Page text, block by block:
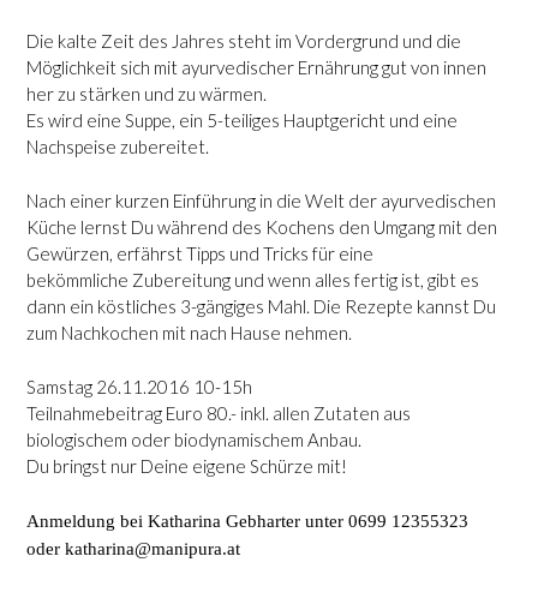
Die kalte Zeit des Jahres steht im Vordergrund und die
Möglichkeit sich mit ayurvedischer Ernährung gut von innen
her zu stärken und zu wärmen.
Es wird eine Suppe, ein 5-teiliges Hauptgericht und eine
Nachspeise zubereitet.
Nach einer kurzen Einführung in die Welt der ayurvedischen
Küche lernst Du während des Kochens den Umgang mit den
Gewürzen, erfährst Tipps und Tricks für eine
bekömmliche Zubereitung und wenn alles fertig ist, gibt es
dann ein köstliches 3-gängiges Mahl. Die Rezepte kannst Du
zum Nachkochen mit nach Hause nehmen.
Samstag 26.11.2016 10-15h
Teilnahmebeitrag Euro 80.- inkl. allen Zutaten aus
biologischem oder biodynamischem Anbau.
Du bringst nur Deine eigene Schürze mit!
Anmeldung bei Katharina Gebharter unter 0699 12355323
oder katharina@manipura.at